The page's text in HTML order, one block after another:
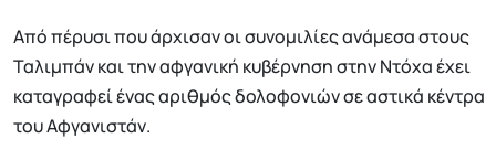
Από πέρυσι που άρχισαν οι συνομιλίες ανάμεσα στους
Ταλιμπάν και την αφγανική κυβέρνηση στην Ντόχα έχει
καταγραφεί ένας αριθμός δολοφονιών σε αστικά κέντρα
του Αφγανιστάν.